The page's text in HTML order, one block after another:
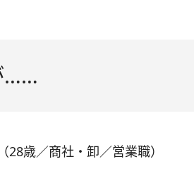
……
28歳／商社・卸／営業職）